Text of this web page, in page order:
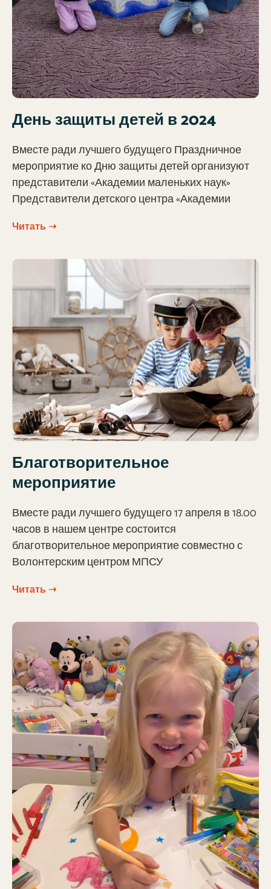
День защиты детей в 2024
Вместе ради лучшего будущего Праздничное
мероприятие ко Дню защиты детей организуют
представители «Академии маленьких наук»
Представители детского центра «Академии
Читать ➝
Благотворительное
мероприятие
Вместе ради лучшего будущего 17 апреля в 18.00
часов в нашем центре состоится
благотворительное мероприятие совместно с
Волонтерским центром МПСУ
Читать ➝